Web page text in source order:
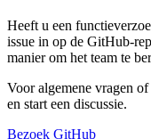
Heeft u een
issue in op de GitHub-
manier om het team te
Voor algemene vragen
en start een discussie.
Bezoek GitHub